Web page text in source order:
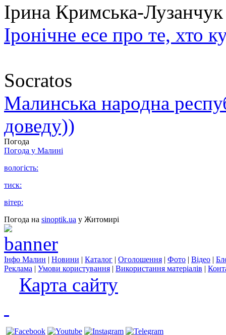
Ірина Кримська-Лузанчук
Іронічне есе про те, хто
Socratos
Малинська народна
доведу))
Погода
Погода у Малині
вологість:
тиск:
вітер:
Погода на sinoptik.ua у Житомирі
Інфо Малин | Новини | Каталог | Оголошення | Фото | Відео |
Реклама | Умови користування | Використання матеріалів |
Карта сайту